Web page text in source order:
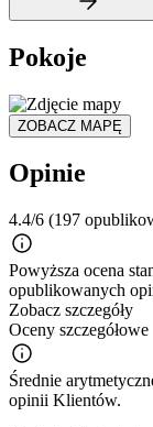
Pokoje
ZOBACZ MAPĘ
Opinie
4.4/6 (197
Powyższa ocena
opublikowanych
Zobacz szczegóły
Oceny szczegółowe
Średnie
opinii Klientów.